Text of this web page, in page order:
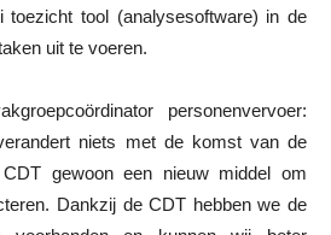
toezicht tool (analysesoftware) in de
uit te voeren.
personenvervoer:
niets met de komst van de
gewoon een nieuw middel om
Dankzij de CDT hebben we de